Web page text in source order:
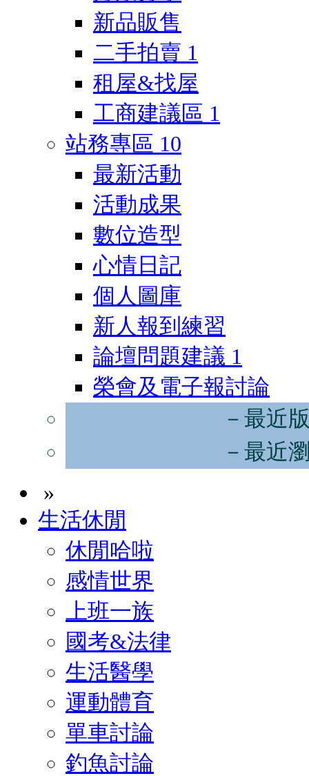
新品販售
二手拍賣 1
租屋&找屋
工商建議區 1
站務專區 10
最新活動
活動成果
數位造型
心情日記
個人圖庫
新人報到練習
論壇問題建議 1
榮會及電子報討論
－最近
－最近
»
生活休閒
休閒哈啦
感情世界
上班一族
國考&法律
生活醫學
運動體育
單車討論
釣魚討論